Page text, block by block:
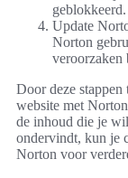
geblokkeerd.
Update
Norton
veroorzaken
Door deze
website met
de inhoud die je
ondervindt, kun je
Norton voor